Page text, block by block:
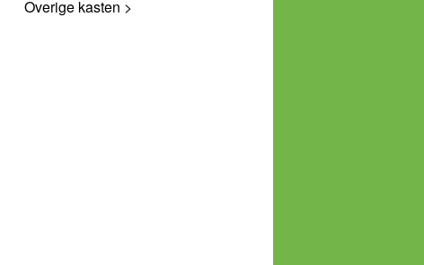
Overige kasten